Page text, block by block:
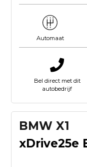
Automaat
Bel direct met dit
autobedrijf
BMW X1